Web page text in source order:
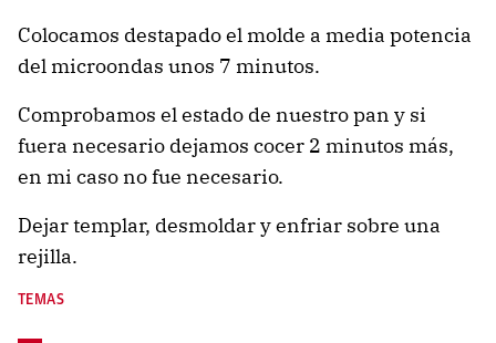
Colocamos destapado el molde a media potencia
del microondas unos 7 minutos.
Comprobamos el estado de nuestro pan y si
fuera necesario dejamos cocer 2 minutos más,
en mi caso no fue necesario.
Dejar templar, desmoldar y enfriar sobre una
rejilla.
TEMAS